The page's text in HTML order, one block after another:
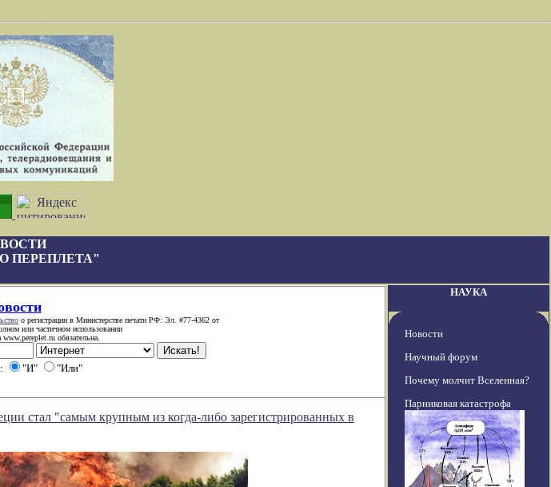
ПЕРЕПЛЕТА"
о регистрации в Министерстве печати РФ: Эл. #77-4362 от
или частичном использовании
обязательна.
"И" "Или"
стал "самым крупным из когда-либо зарегистрированных в
НАУКА
Новости
Научный форум
Почему молчит Вселенная?
Парниковая катастрофа